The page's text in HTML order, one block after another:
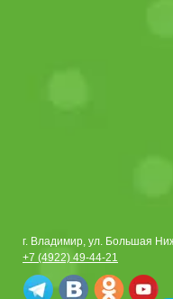
г. Владимир, ул. Большая
+7 (4922) 49-44-21